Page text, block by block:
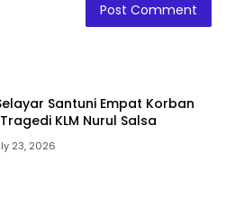
Santuni Empat Korban
KLM Nurul Salsa
23, 2026